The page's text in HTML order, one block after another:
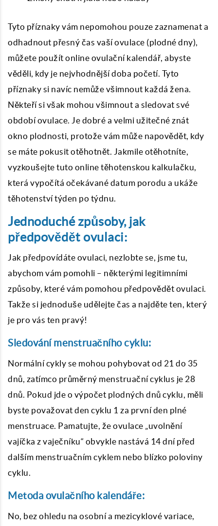
Tyto příznaky vám nepomohou pouze zaznamenat a
odhadnout přesný čas vaší ovulace (plodné dny),
můžete použít online ovulační kalendář, abyste
věděli, kdy je nejvhodnější doba početí. Tyto
příznaky si navíc nemůže všimnout každá žena.
Někteří si však mohou všimnout a sledovat své
období ovulace. Je dobré a velmi užitečné znát
okno plodnosti, protože vám může napovědět, kdy
se máte pokusit otěhotnět. Jakmile otěhotníte,
vyzkoušejte tuto online těhotenskou kalkulačku,
která vypočítá očekávané datum porodu a ukáže
těhotenství týden po týdnu.
Jednoduché způsoby, jak
předpovědět ovulaci:
Jak předpovídáte ovulaci, nezlobte se, jsme tu,
abychom vám pomohli – některými legitimními
způsoby, které vám pomohou předpovědět ovulaci.
Takže si jednoduše udělejte čas a najděte ten, který
je pro vás ten pravý!
Sledování menstruačního cyklu:
Normální cykly se mohou pohybovat od 21 do 35
dnů, zatímco průměrný menstruační cyklus je 28
dnů. Pokud jde o výpočet plodných dnů cyklu, měli
byste považovat den cyklu 1 za první den plné
menstruace. Pamatujte, že ovulace „uvolnění
vajíčka z vaječníku“ obvykle nastává 14 dní před
dalším menstruačním cyklem nebo blízko poloviny
cyklu.
Metoda ovulačního kalendáře:
No, bez ohledu na osobní a mezicyklové variace,